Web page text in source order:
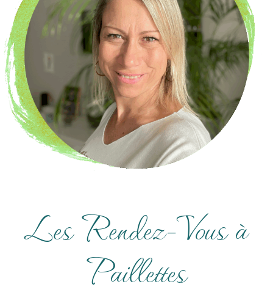
Les Rendez-Vous à
Paillettes